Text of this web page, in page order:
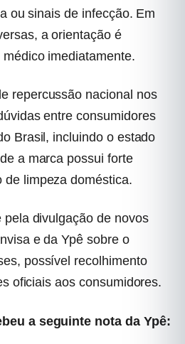
ou sinais de infecção. Em
a orientação é
imediatamente.
repercussão nacional nos
entre consumidores
Brasil, incluindo o estado
a marca possui forte
de limpeza doméstica.
divulgação de novos
e da Ypê sobre o
possível recolhimento
oficiais aos consumidores.
a seguinte nota da Ypê: